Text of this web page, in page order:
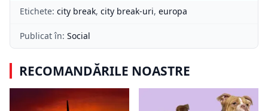
Etichete: city break, city break-uri, europa
Publicat în: Social
RECOMANDĂRILE NOASTRE